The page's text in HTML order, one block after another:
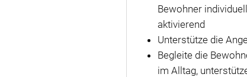
Bewohner
aktivierend
Unterstütze die
Begleite die
im Alltag,